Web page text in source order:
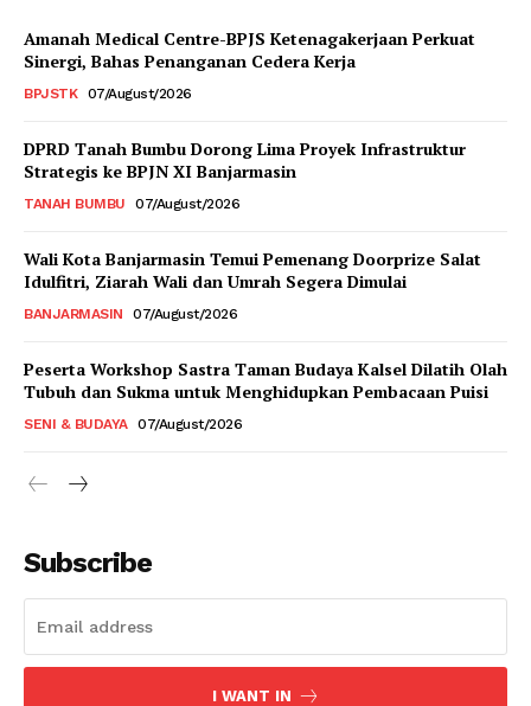
Amanah Medical Centre-BPJS Ketenagakerjaan Perkuat
Sinergi, Bahas Penanganan Cedera Kerja
BPJSTK 07/August/2026
DPRD Tanah Bumbu Dorong Lima Proyek Infrastruktur
Strategis ke BPJN XI Banjarmasin
TANAH BUMBU 07/August/2026
Wali Kota Banjarmasin Temui Pemenang Doorprize Salat
Idulfitri, Ziarah Wali dan Umrah Segera Dimulai
BANJARMASIN 07/August/2026
Peserta Workshop Sastra Taman Budaya Kalsel Dilatih Olah
Tubuh dan Sukma untuk Menghidupkan Pembacaan Puisi
SENI & BUDAYA 07/August/2026
Subscribe
I WANT IN